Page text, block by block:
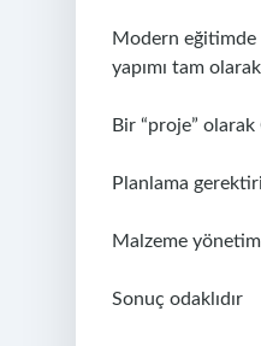
Modern eğitimde
yapımı tam
Bir “proje”
Planlama
Malzeme
Sonuç odaklıdır